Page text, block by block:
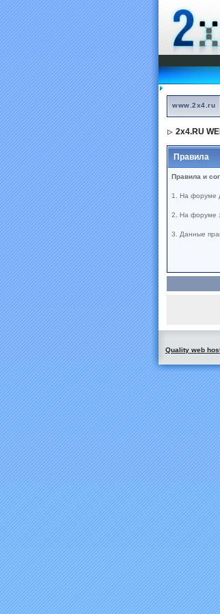
www.2x4.ru
2x4.RU
Правила
Правила и
1. На форуме
2. На форуме
3. Данные
Quality web